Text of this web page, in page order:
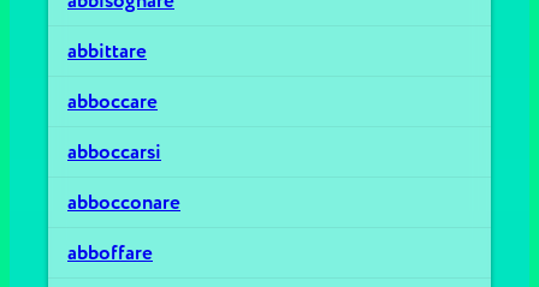
abbittare
abboccare
abboccarsi
abbocconare
abboffare